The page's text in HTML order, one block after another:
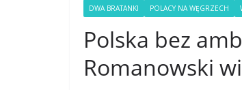
DWA BRATANKI POLACY NA WĘGRZECH
Polska bez
Romanowski